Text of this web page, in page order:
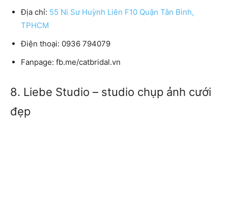
Địa chỉ: 55 Ni Sư Huỳnh Liên F10 Quận Tân Bình,
TPHCM
Điện thoại: 0936 794079
Fanpage: fb.me/catbridal.vn
8. Liebe Studio – studio chụp ảnh cưới
đẹp